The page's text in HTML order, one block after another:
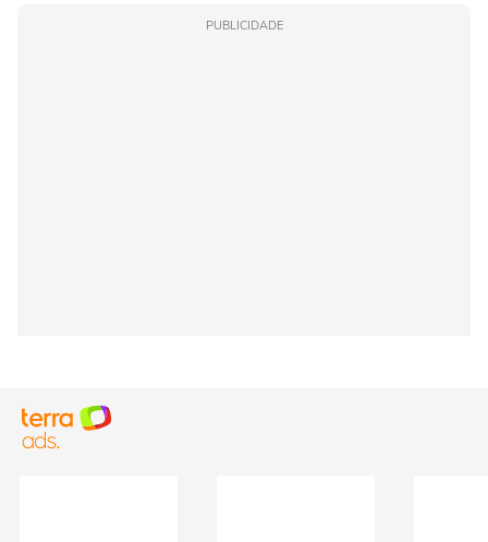
PUBLICIDADE